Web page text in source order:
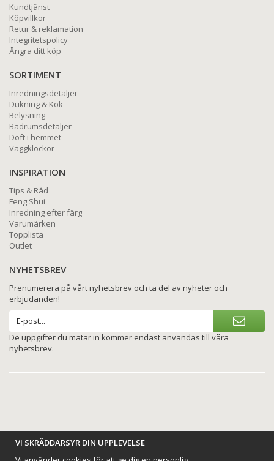
Kundtjänst
Köpvillkor
Retur & reklamation
Integritetspolicy
Ångra ditt köp
SORTIMENT
Inredningsdetaljer
Dukning & Kök
Belysning
Badrumsdetaljer
Doft i hemmet
Väggklockor
INSPIRATION
Tips & Råd
Feng Shui
Inredning efter färg
Varumärken
Topplista
Outlet
NYHETSBREV
Prenumerera på vårt nyhetsbrev och ta del av nyheter och
erbjudanden!
De uppgifter du matar in kommer endast användas till våra
nyhetsbrev.
BETALNINGSALTERNATIV
VI SKRÄDDARSYR DIN UPPLEVELSE